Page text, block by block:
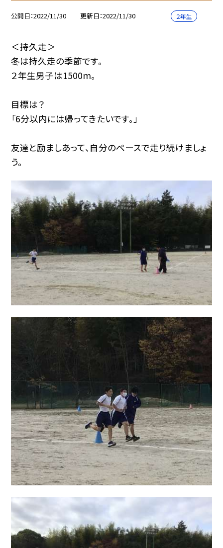
公開日 2022/11/30 更新日 2022/11/30 ２年生
＜持久走＞
冬は持久走の季節です。
２年生男子は1500m。
目標は？
「6分以内には帰ってきたいです。」
友達と励ましあって、自分のペースで走り続けましょ
う。